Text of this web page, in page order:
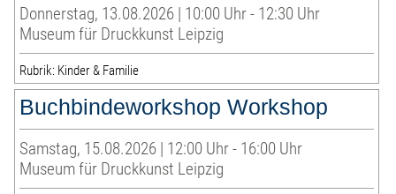
Donnerstag, 13.08.2026 | 10:00 Uhr - 12:30 Uhr
Museum für Druckkunst Leipzig
Rubrik: Kinder & Familie
Buchbindeworkshop Workshop
Samstag, 15.08.2026 | 12:00 Uhr - 16:00 Uhr
Museum für Druckkunst Leipzig